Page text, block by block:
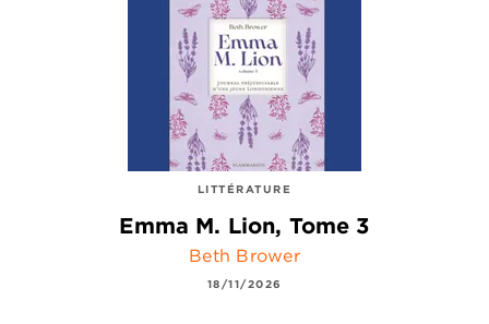
LITTÉRATURE
Emma M. Lion, Tome 3
Beth Brower
18/11/2026